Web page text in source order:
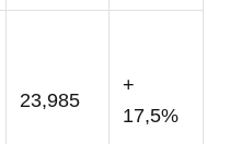
23,985
+
17,5%